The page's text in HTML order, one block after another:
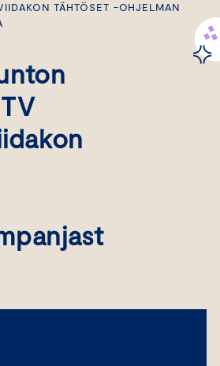
TÄHTÖSET -OHJELMAN